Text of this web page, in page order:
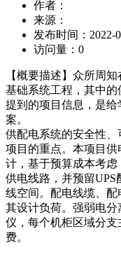
作者：
来源：
发布时间： 2022-
访问量： 0
【概要描述】 众所周知
基础系统工程，其中
提到的项目信息，是
案。
供配电系统的安全性
项目的重点。本项目
计，基于预算成本考
供电线路，并预留UPS
线空间。配电线缆、
其设计负荷。强弱电
仪，每个机柜区域分
费。